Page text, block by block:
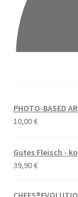
PHOTO-BASED
10,00€
Gutes Fleisch -
39,90€